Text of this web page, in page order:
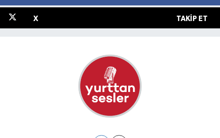
X TAKIP ET